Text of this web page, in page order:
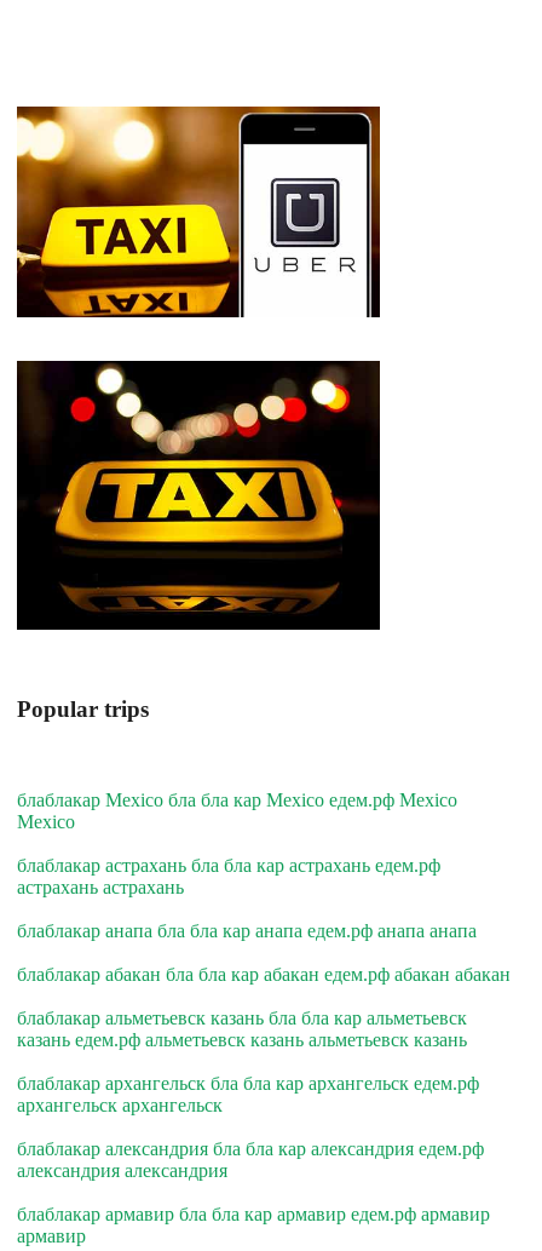
Popular trips
блаблакар Mexico бла бла кар Mexico едем.рф Mexico
Mexico
блаблакар астрахань бла бла кар астрахань едем.рф
астрахань астрахань
блаблакар анапа бла бла кар анапа едем.рф анапа анапа
блаблакар абакан бла бла кар абакан едем.рф абакан абакан
блаблакар альметьевск казань бла бла кар альметьевск
казань едем.рф альметьевск казань альметьевск казань
блаблакар архангельск бла бла кар архангельск едем.рф
архангельск архангельск
блаблакар александрия бла бла кар александрия едем.рф
александрия александрия
блаблакар армавир бла бла кар армавир едем.рф армавир
армавир